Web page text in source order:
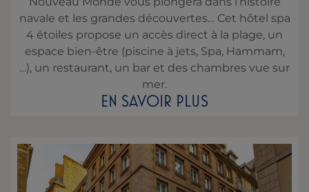
navale et les grandes découvertes… Cet hôtel spa
4 étoiles propose un accès direct à la plage, un
espace bien-être (piscine à jets, Spa, Hammam,
…), un restaurant, un bar et des chambres vue sur
mer.
EN SAVOIR PLUS